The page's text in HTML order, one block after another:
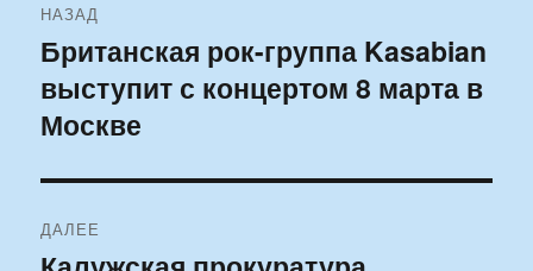
по
записям
НАЗАД
Предыдущая
запись:
Британская рок-группа Kasabian
выступит с концертом 8 марта в
Москве
ДАЛЕЕ
Следующая